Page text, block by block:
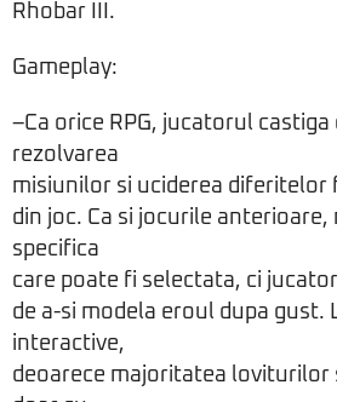
Rhobar III.
Gameplay:
–Ca orice RPG, jucatorul
rezolvarea
misiunilor si uciderea diferitelor
din joc. Ca si jocurile anterioare,
specifica
care poate fi selectata, ci
de a-si modela eroul dupa gust.
interactive,
deoarece majoritatea loviturilor